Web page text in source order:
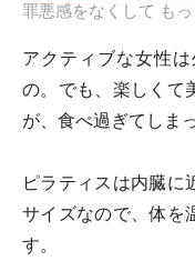
罪悪感をなくして もっ
アクティブな女性
の。でも、楽しくて
が、食べ過ぎてしま
ピラティスは内臓に
サイズなので、体を
す。